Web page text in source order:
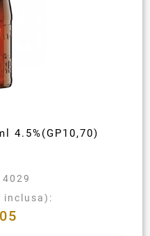
4.5%(GP10,70)
4029
inclusa):